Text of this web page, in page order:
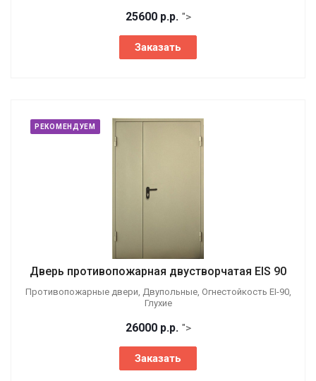
25600 р.р. ">
Заказать
РЕКОМЕНДУЕМ
Дверь противопожарная двустворчатая EIS 90
Противопожарные двери, Двупольные, Огнестойкость EI-90,
Глухие
26000 р.р. ">
Заказать